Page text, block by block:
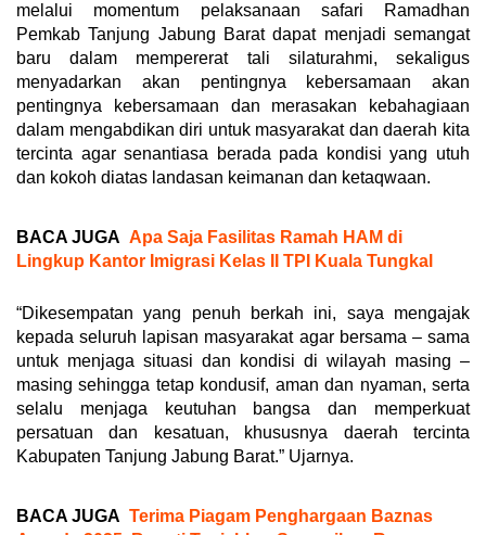
melalui momentum pelaksanaan safari Ramadhan
Pemkab Tanjung Jabung Barat dapat menjadi semangat
baru dalam mempererat tali silaturahmi, sekaligus
menyadarkan akan pentingnya kebersamaan akan
pentingnya kebersamaan dan merasakan kebahagiaan
dalam mengabdikan diri untuk masyarakat dan daerah kita
tercinta agar senantiasa berada pada kondisi yang utuh
dan kokoh diatas landasan keimanan dan ketaqwaan.
BACA JUGA Apa Saja Fasilitas Ramah HAM di
Lingkup Kantor Imigrasi Kelas II TPI Kuala Tungkal
“Dikesempatan yang penuh berkah ini, saya mengajak
kepada seluruh lapisan masyarakat agar bersama – sama
untuk menjaga situasi dan kondisi di wilayah masing –
masing sehingga tetap kondusif, aman dan nyaman, serta
selalu menjaga keutuhan bangsa dan memperkuat
persatuan dan kesatuan, khususnya daerah tercinta
Kabupaten Tanjung Jabung Barat.” Ujarnya.
BACA JUGA Terima Piagam Penghargaan Baznas